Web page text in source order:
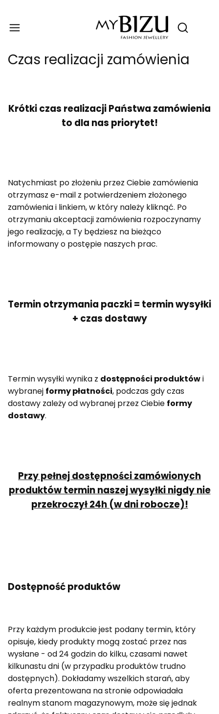
Otwórz
Czas realizacji zamówienia
Krótki czas realizacji Państwa zamówienia
to dla nas priorytet!
Natychmiast po złożeniu przez Ciebie zamówienia
otrzymasz e-mail z potwierdzeniem złożonego
zamówienia i linkiem, w który należy kliknąć. Po
otrzymaniu akceptacji zamówienia rozpoczynamy
jego realizację, a Ty będziesz na bieżąco
informowany o postępie naszych prac.
Termin otrzymania paczki = termin wysyłki
+ czas dostawy
Termin wysyłki wynika z dostępności produktówi
wybranej formy płatności, podczas gdy czas
dostawy zależy od wybranej przez Ciebie formy
dostawy.
Przy pełnej dostępności zamówionych
produktów termin naszej wysyłki nigdy nie
przekroczył 24h (w dni robocze)!
Dostępność produktów
Przy każdym produkcie jest podany termin, który
opisuje, kiedy produkty mogą zostać przez nas
wysłane - od 24 godzin do kilku, czasami nawet
kilkunastu dni (w przypadku produktów trudno
dostępnych). Dokładamy wszelkich starań, aby
oferta prezentowana na stronie odpowiadała
realnym stanom magazynowym, może się jednak